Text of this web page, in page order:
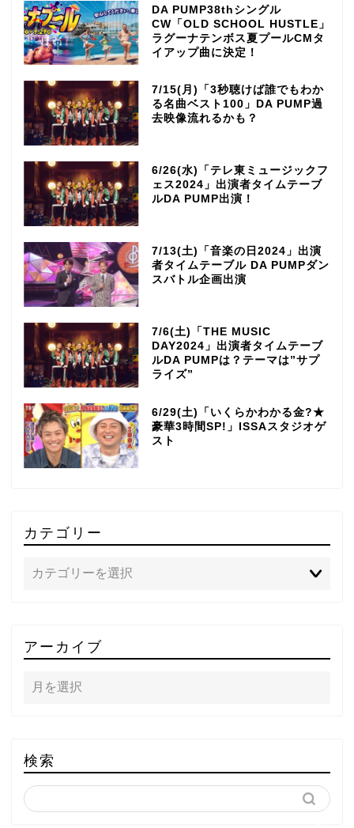
DA PUMP38thシングル
CW「OLD SCHOOL HUSTLE」
ラグーナテンボス夏プールCMタ
イアップ曲に決定！
7/15(月)「3秒聴けば誰でもわか
る名曲ベスト100」DA PUMP過
去映像流れるかも？
6/26(水)「テレ東ミュージックフ
ェス2024」出演者タイムテーブ
ルDA PUMP出演！
7/13(土)「音楽の日2024」出演
者タイムテーブル DA PUMPダン
スバトル企画出演
7/6(土)「THE MUSIC
DAY2024」出演者タイムテーブ
ルDA PUMPは？テーマは”サプ
ライズ”
6/29(土)「いくらかわかる金?★
豪華3時間SP!」ISSAスタジオゲ
スト
カテゴリー
アーカイブ
検索
～DA PUMP YORIの晴れ
ばれラジオ～